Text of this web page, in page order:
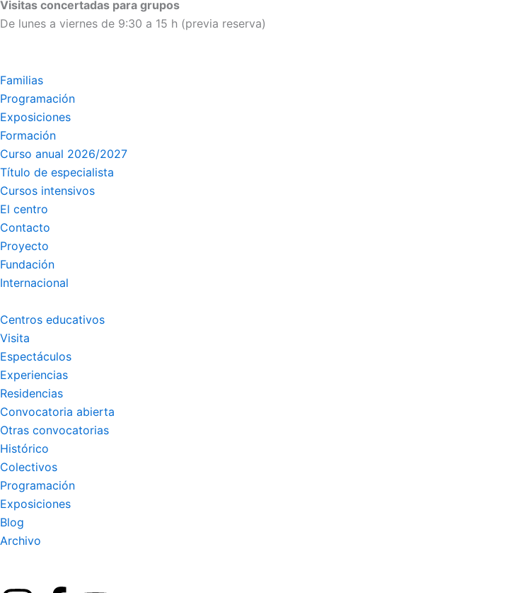
Visitas concertadas para grupos
De lunes a viernes de 9:30 a 15 h (previa reserva)
Familias
Programación
Exposiciones
Formación
Curso anual 2026/2027
Título de especialista
Cursos intensivos
El centro
Contacto
Proyecto
Fundación
Internacional
Centros educativos
Visita
Espectáculos
Experiencias
Residencias
Convocatoria abierta
Otras convocatorias
Histórico
Colectivos
Programación
Exposiciones
Blog
Archivo